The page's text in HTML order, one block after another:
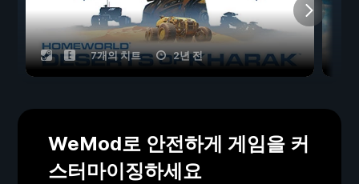
7개의 치트 2년 전
WeMod로 안전하게 게임을 커
스터마이징하세요